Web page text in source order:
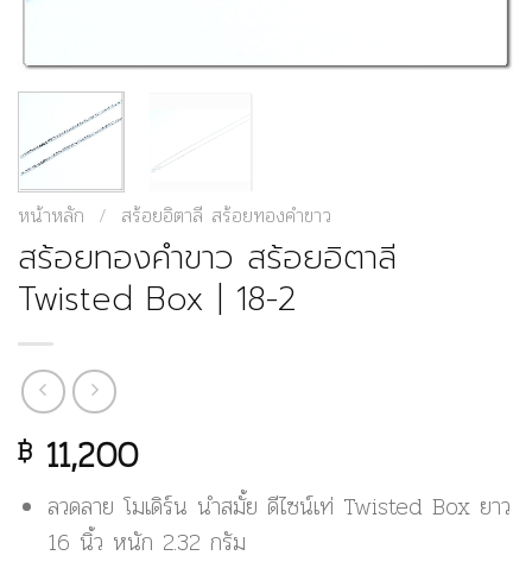
หน้าหลัก / สร้อยอิตาลี สร้อยทองคำขาว
สร้อยทองคำขาว สร้อยอิตาลี
Twisted Box | 18-2
฿ 11,200
ลวดลาย โมเดิร์น นำสมั้ย ดีไซน์เท่ Twisted Box ยาว
16 นิ้ว หนัก 2.32 กรัม